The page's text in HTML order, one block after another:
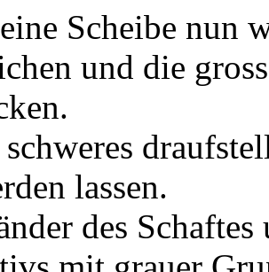
Scheibe nun
und die
lassen.
des